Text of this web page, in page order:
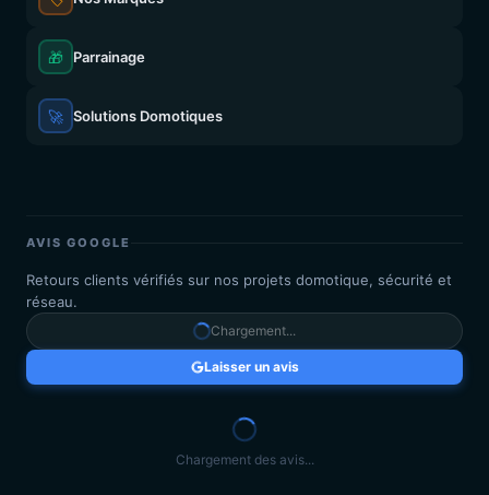
🎁 Parrainage
🚀 Solutions Domotiques
AVIS GOOGLE
Retours clients vérifiés sur nos projets domotique, sécurité et
réseau.
Chargement...
Laisser un avis
Chargement des avis...